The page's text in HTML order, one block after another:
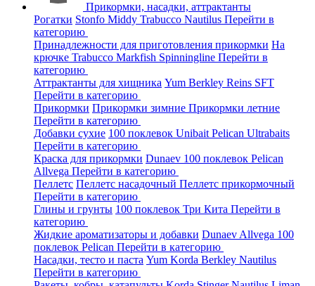
Прикормки, насадки, аттрактанты
Рогатки Stonfo Middy Trabucco Nautilus Перейти в
категорию
Принадлежности для приготовления прикормки На
крючке Trabucco Markfish Spinningline Перейти в
категорию
Аттрактанты для хищника Yum Berkley Reins SFT
Перейти в категорию
Прикормки Прикормки зимние Прикормки летние
Перейти в категорию
Добавки сухие 100 поклевок Unibait Pelican Ultrabaits
Перейти в категорию
Краска для прикормки Dunaev 100 поклевок Pelican
Allvega Перейти в категорию
Пеллетс Пеллетс насадочный Пеллетс прикормочный
Перейти в категорию
Глины и грунты 100 поклевок Три Кита Перейти в
категорию
Жидкие ароматизаторы и добавки Dunaev Allvega 100
поклевок Pelican Перейти в категорию
Насадки, тесто и паста Yum Korda Berkley Nautilus
Перейти в категорию